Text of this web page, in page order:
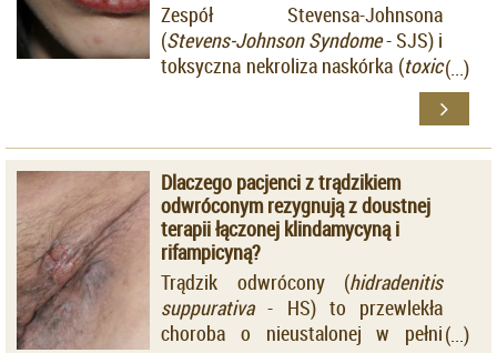
Zespół Stevensa-Johnsona
(Stevens-Johnson Syndome- SJS) i
toksyczna nekroliza naskórka (toxic
- TEN)
stanowią dwa warianty tej samej
choroby, różniące się stopniem
zajęcia powierzchni skóry.
Dostępne dane epidemiologiczne
wskazują, że częstość
występowania SJS to 1-6
pacjentów, natomiast TEN
rozpoznawany jest u 0,4-1,2
chorych na milion mieszkańców
rocznie na świecie.
Dlaczego pacjenci z trądzikiem
odwróconym rezygnują z doustnej
terapii łączonej klindamycyną i
rifampicyną?
Trądzik odwrócony (hidradenitis
suppurativa- HS) to przewlekła
choroba o nieustalonej w pełni